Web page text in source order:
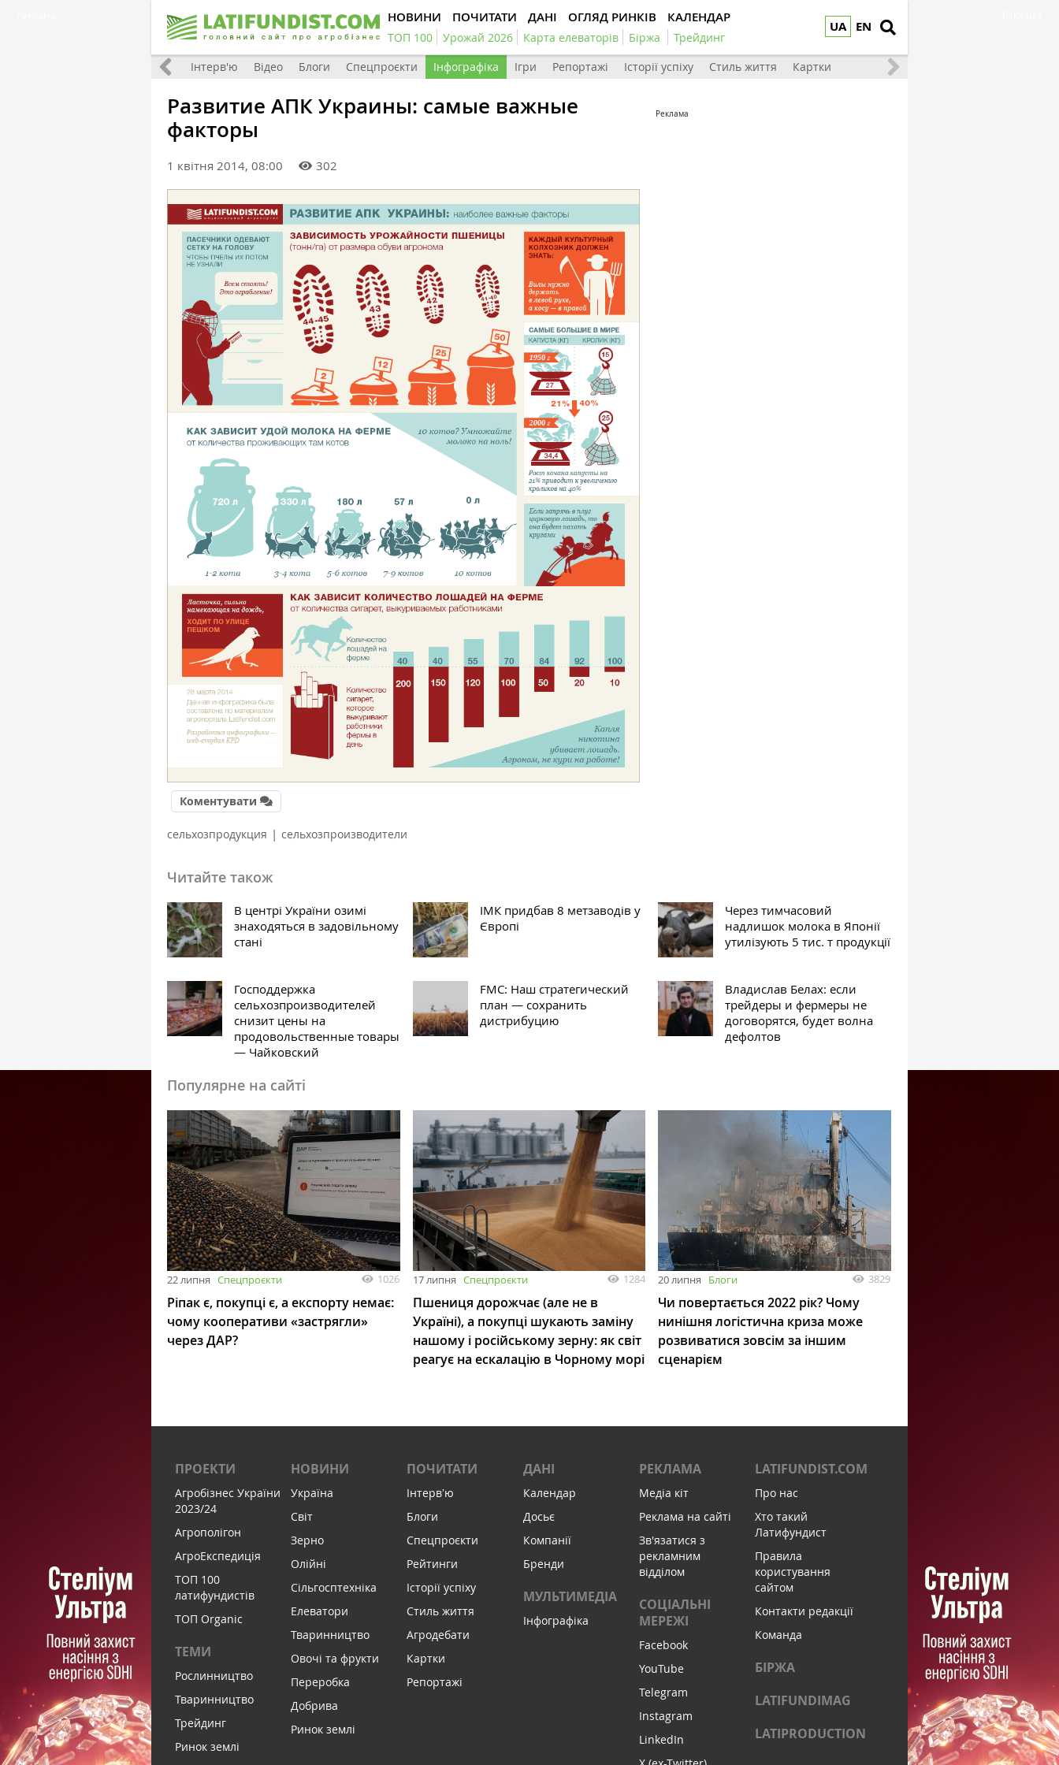
UA EN
НОВИНИ ПОЧИТАТИ ДАНІ ОГЛЯД РИНКІВ КАЛЕНДАР
ТОП 100 Урожай 2026 Карта елеваторів Біржа Трейдинг
Фото Інтерв'ю Відео Блоги Спецпроєкти Інфографіка Ігри Репортажі Історії успіху Стиль життя Картки
Развитие АПК Украины: самые важные
факторы
1 квітня 2014, 08:00 302
Коментувати
сельхозпродукция | сельхозпроизводители
Реклама
Читайте також
В центрі України озимі
знаходяться в задовільному
стані
ІМК придбав 8 метзаводів у
Європі
Через тимчасовий
надлишок молока в Японії
утилізують 5 тис. т продукції
Господдержка
сельхозпроизводителей
снизит цены на
продовольственные товары
— Чайковский
FMC: Наш стратегический
план — сохранить
дистрибуцию
Владислав Белах: если
трейдеры и фермеры не
договорятся, будет волна
дефолтов
Популярне на сайті
22 липня Спецпроєкти 1026
Ріпак є, покупці є, а експорту немає:
чому кооперативи «застрягли»
через ДАР?
17 липня Спецпроєкти 1284
Пшениця дорожчає (але не в
Україні), а покупці шукають заміну
нашому і російському зерну: як світ
реагує на ескалацію в Чорному морі
20 липня Блоги 3829
Чи повертається 2022 рік? Чому
нинішня логістична криза може
розвиватися зовсім за іншим
сценарієм
ПРОЕКТИ
Агробізнес України
2023/24
Агрополігон
АгроЕкспедиція
ТОП 100
латифундистів
ТОП Organic
ТЕМИ
Рослинництво
Тваринництво
Трейдинг
Ринок землі
НОВИНИ
Україна
Світ
Зерно
Олійні
Сільгосптехніка
Елеватори
Тваринництво
Овочі та фрукти
Переробка
Добрива
Ринок землі
ПОЧИТАТИ
Інтервʼю
Блоги
Спецпроєкти
Рейтинги
Історії успіху
Стиль життя
Агродебати
Картки
Репортажі
ДАНІ
Календар
Досьє
Компанії
Бренди
МУЛЬТИМЕДІА
Інфографіка
РЕКЛАМА
Медіа кіт
Реклама на сайті
Зв'язатися з
рекламним
відділом
СОЦІАЛЬНІ
МЕРЕЖІ
Facebook
YouTube
Telegram
Instagram
LinkedIn
LATIFUNDIST.COM
Про нас
Хто такий
Латифундист
Правила
користування
сайтом
Контакти редакції
Команда
БІРЖА
LATIFUNDIMAG
LATIPRODUCTION